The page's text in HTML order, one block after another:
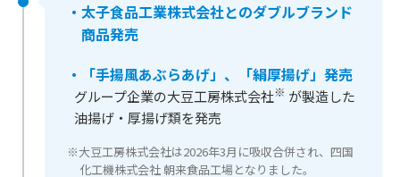
・太子食品工業株式会社とのダブルブランド
商品発売
・「手揚風あぶらあげ」、「絹厚揚げ」発売
グループ企業の大豆工房株式会社※ が製造した
油揚げ・厚揚げ類を発売
※大豆工房株式会社は2026年3月に吸収合併され、四国
化工機株式会社 朝来食品工場となりました。